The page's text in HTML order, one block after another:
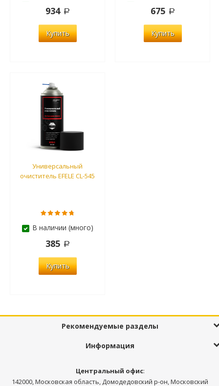
934
Купить
675
Купить
Универсальный
очиститель EFELE CL-545
В наличии (много)
385
Купить
Рекомендуемые разделы
Информация
Центральный офис:
142000, Московская область, Домодедовский р-он, Московский